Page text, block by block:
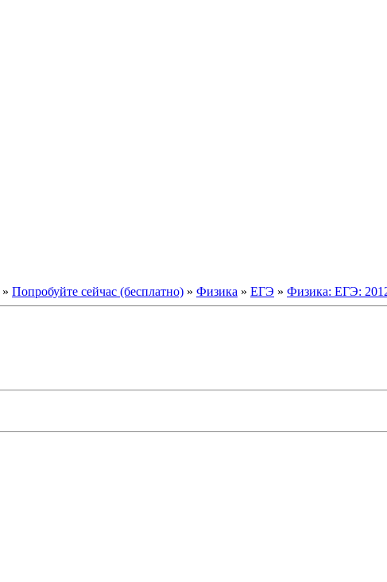
» Попробуйте сейчас (бесплатно) » Физика » ЕГЭ » Физика: ЕГЭ: